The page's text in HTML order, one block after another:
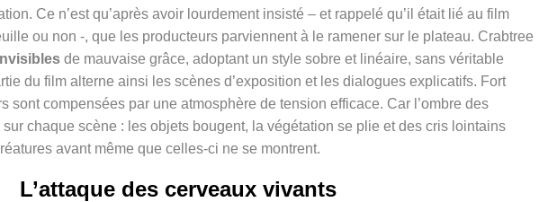
Ce n’est qu’après avoir lourdement insisté – et rappelé qu’il était lié au film
ou non -, que les producteurs parviennent à le ramener sur le plateau. Crabtree
de mauvaise grâce, adoptant un style sobre et linéaire, sans véritable
du film alterne ainsi les scènes d’exposition et les dialogues explicatifs. Fort
sont compensées par une atmosphère de tension efficace. Car l’ombre des
chaque scène : les objets bougent, la végétation se plie et des cris lointains
avant même que celles-ci ne se montrent.
L’attaque des cerveaux vivants